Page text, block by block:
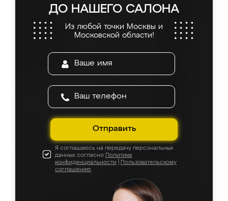
ДО НАШЕГО САЛОНА
Из любой точки Москвы и
Московской области!
Отправить
Я соглашаюсь на передачу персональных
данных согласно Политике
конфиденциальности
Пользовательскому
соглашению